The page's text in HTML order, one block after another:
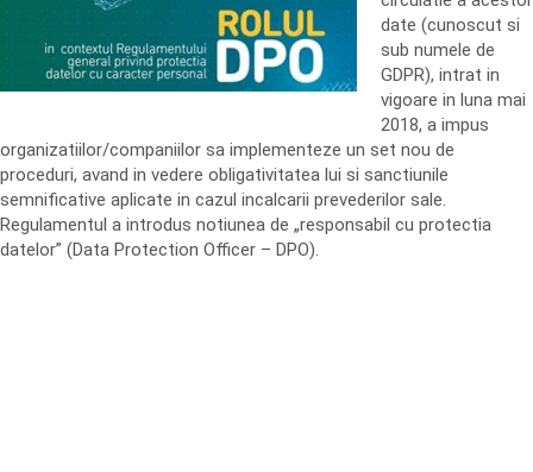
date (cunoscut si
sub numele de
GDPR), intrat in
vigoare in luna mai
2018, a impus
organizatiilor/companiilor sa implementeze un set nou de
proceduri, avand in vedere obligativitatea lui si sanctiunile
semnificative aplicate in cazul incalcarii prevederilor sale.
Regulamentul a introdus notiunea de „responsabil cu protectia
datelor” (Data Protection Officer – DPO).